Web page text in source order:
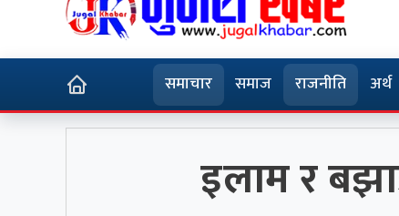
समाचार समाज राजनीति अर्थ
इलाम र